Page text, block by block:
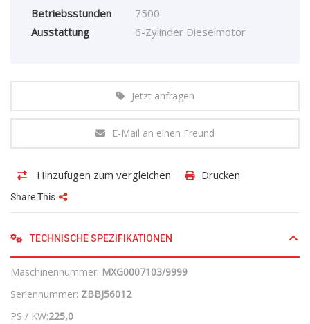
Betriebsstunden
7500
Ausstattung
6-Zylinder Dieselmotor
Jetzt anfragen
E-Mail an einen Freund
Hinzufügen zum vergleichen Drucken
Share This
TECHNISCHE SPEZIFIKATIONEN
Maschinennummer: MXG0007103/9999
Seriennummer: ZBBJ56012
PS / KW:225,0